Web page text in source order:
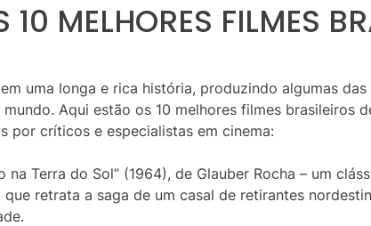
10 MELHORES FILMES
uma longa e rica história, produzindo algumas
Aqui estão os 10 melhores filmes brasileiros
por críticos e especialistas em cinema:
na Terra do Sol” (1964), de Glauber Rocha – um
retrata a saga de um casal de retirantes